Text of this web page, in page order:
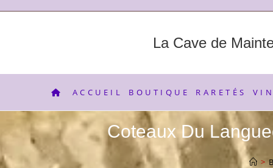
La Cave de
ACCUEIL BOUTIQUE RARETÉS
Coteaux Du
>